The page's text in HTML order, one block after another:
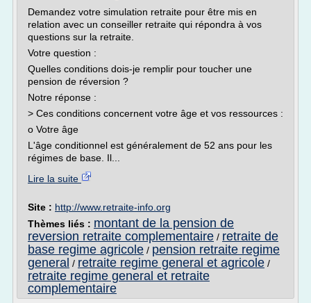
Demandez votre simulation retraite pour être mis en
relation avec un conseiller retraite qui répondra à vos
questions sur la retraite.
Votre question :
Quelles conditions dois-je remplir pour toucher une
pension de réversion ?
Notre réponse :
> Ces conditions concernent votre âge et vos ressources :
o Votre âge
L'âge conditionnel est généralement de 52 ans pour les
régimes de base. Il...
Lire la suite
Site : http://www.retraite-info.org
Thèmes liés : montant de la pension de
reversion retraite complementaire / retraite de
base regime agricole / pension retraite regime
general / retraite regime general et agricole /
retraite regime general et retraite
complementaire